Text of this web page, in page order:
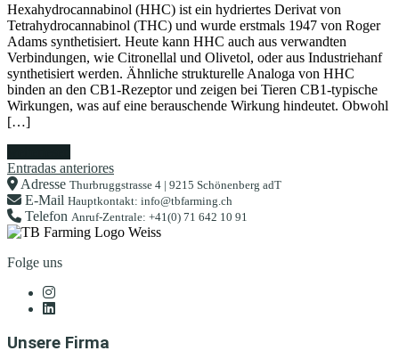
Hexahydrocannabinol (HHC) ist ein hydriertes Derivat von
Tetrahydrocannabinol (THC) und wurde erstmals 1947 von Roger
Adams synthetisiert. Heute kann HHC auch aus verwandten
Verbindungen, wie Citronellal und Olivetol, oder aus Industriehanf
synthetisiert werden. Ähnliche strukturelle Analoga von HHC
binden an den CB1-Rezeptor und zeigen bei Tieren CB1-typische
Wirkungen, was auf eine berauschende Wirkung hindeutet. Obwohl
[…]
Navegación
de
entradas
Entradas anteriores
Adresse Thurbruggstrasse 4 | 9215 Schönenberg adT
E-Mail Hauptkontakt: info@tbfarming.ch
Telefon Anruf-Zentrale: +41(0) 71 642 10 91
Folge uns
Unsere Firma